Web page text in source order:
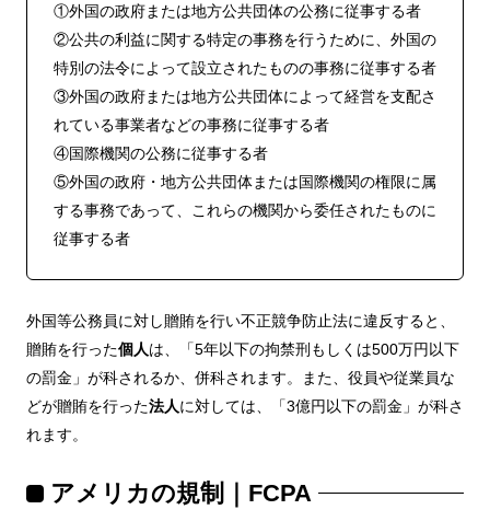
①外国の政府または地方公共団体の公務に従事する者
②公共の利益に関する特定の事務を行うために、外国の
特別の法令によって設立されたものの事務に従事する者
③外国の政府または地方公共団体によって経営を支配さ
れている事業者などの事務に従事する者
④国際機関の公務に従事する者
⑤外国の政府・地方公共団体または国際機関の権限に属
する事務であって、これらの機関から委任されたものに
従事する者
外国等公務員に対し贈賄を行い不正競争防止法に違反すると、
贈賄を行った個人は、「5年以下の拘禁刑もしくは500万円以下
の罰金」が科されるか、併科されます。また、役員や従業員な
どが贈賄を行った法人に対しては、「3億円以下の罰金」が科さ
れます。
アメリカの規制｜FCPA